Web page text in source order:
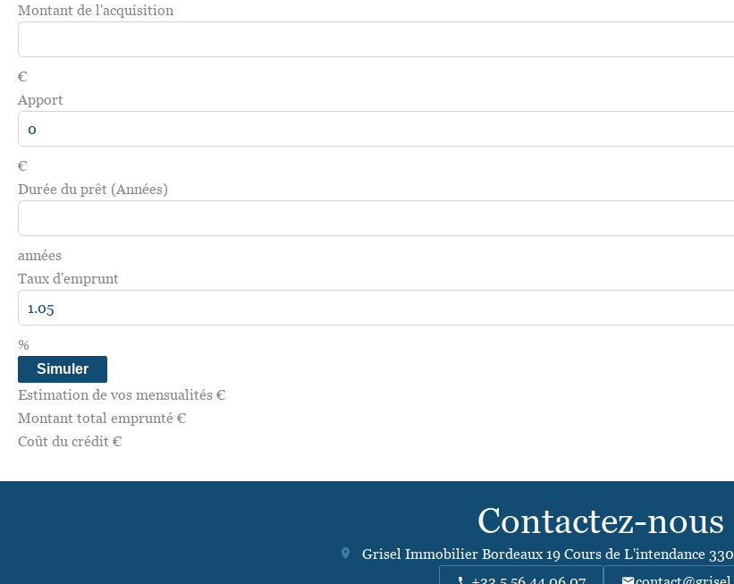
Montant de l'acquisition
€
Apport
€
Durée du prêt (Années)
années
Taux d'emprunt
%
Simuler
Estimation de vos mensualités €
Montant total emprunté €
Coût du crédit €
Contactez-nous
Grisel Immobilier Bordeaux19 Cours de L'intendance